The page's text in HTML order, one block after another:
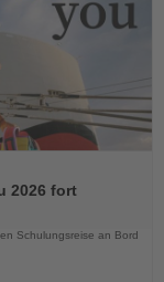
2026 fort
Schulungsreise an Bord